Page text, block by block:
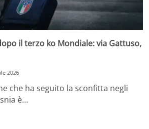
il terzo ko Mondiale: via Gattuso,
2026
che ha seguito la sconfitta negli
è…